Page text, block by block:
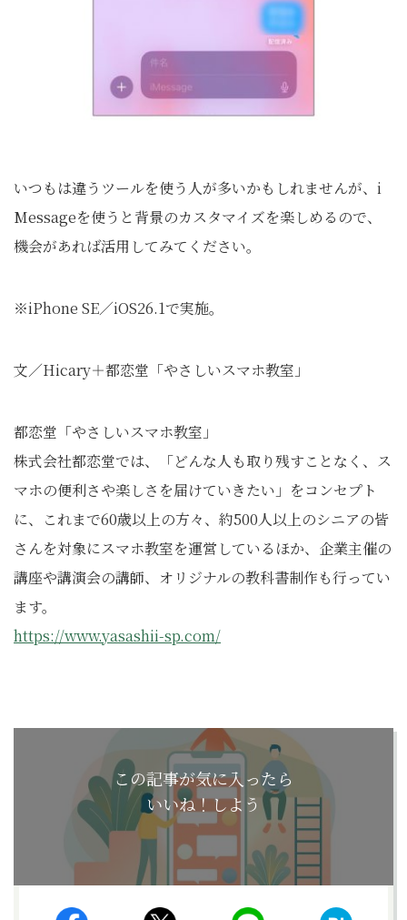
いつもは違うツールを使う人が多いかもしれませんが、i
Messageを使うと背景のカスタマイズを楽しめるので、
機会があれば活用してみてください。
※iPhone SE／iOS26.1で実施。
文／Hicary＋都恋堂「やさしいスマホ教室」
都恋堂「やさしいスマホ教室」
株式会社都恋堂では、「どんな人も取り残すことなく、ス
マホの便利さや楽しさを届けていきたい」をコンセプト
に、これまで60歳以上の方々、約500人以上のシニアの皆
さんを対象にスマホ教室を運営しているほか、企業主催の
講座や講演会の講師、オリジナルの教科書制作も行ってい
ます。
https://www.yasashii-sp.com/
この記事が気に入ったら
いいね！しよう